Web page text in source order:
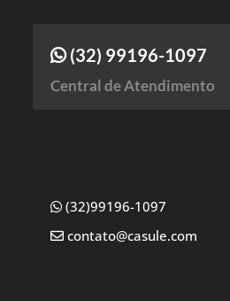
(32) 99196-1097
Central de Atendimento
(32)99196-1097
contato@casule.com